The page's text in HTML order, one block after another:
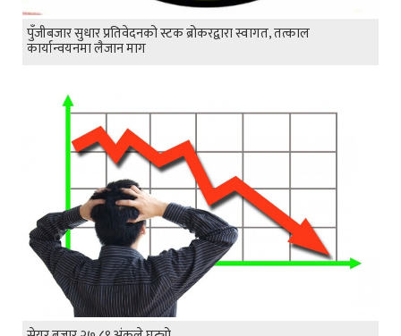
पुँजीबजार सुधार प्रतिवेदनको स्टक ब्रोकरद्वारा स्वागत, तत्काल
कार्यान्वयनमा लैजान माग